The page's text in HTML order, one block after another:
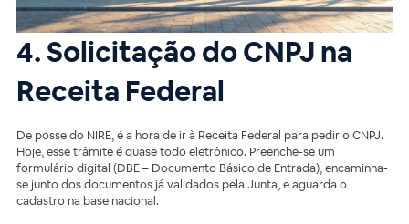
4. Solicitação do CNPJ na
Receita Federal
De posse do NIRE, é a hora de ir à Receita Federal para pedir o CNPJ.
Hoje, esse trâmite é quase todo eletrônico. Preenche-se um
formulário digital (DBE – Documento Básico de Entrada), encaminha-
se junto dos documentos já validados pela Junta, e aguarda o
cadastro na base nacional.